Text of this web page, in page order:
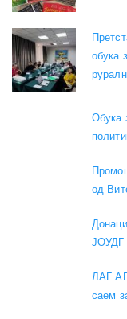
обука
Обука
од
ЈОУДГ
ЛАГ
саем